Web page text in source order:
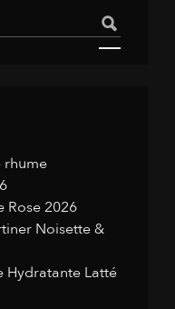
rhume
Rose 2026
Noisette &
Hydratante Latté